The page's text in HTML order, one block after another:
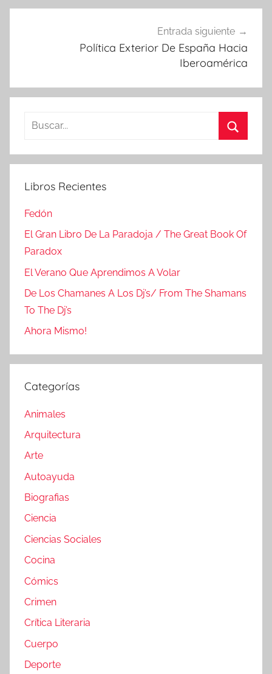
Entrada siguiente
Política Exterior De España Hacia
Iberoamérica
Buscar:
Libros Recientes
Fedón
El Gran Libro De La Paradoja / The Great Book Of
Paradox
El Verano Que Aprendimos A Volar
De Los Chamanes A Los Dj’s/ From The Shamans
To The Dj’s
Ahora Mismo!
Categorías
Animales
Arquitectura
Arte
Autoayuda
Biografias
Ciencia
Ciencias Sociales
Cocina
Cómics
Crimen
Crítica Literaria
Cuerpo
Deporte